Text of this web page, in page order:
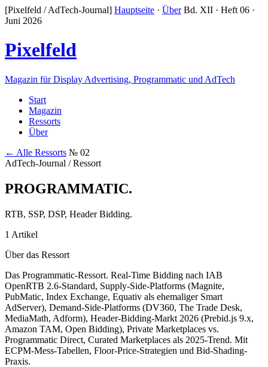
[Pixelfeld / AdTech-Journal] Hauptseite · Über Bd. XII · Heft 06 ·
Juni 2026
Pixelfeld
Magazin für Display Advertising, Programmatic und AdTech
Start
Magazin
Ressorts
Über
← Alle Ressorts № 02
AdTech-Journal / Ressort
PROGRAMMATIC.
RTB, SSP, DSP, Header Bidding.
1 Artikel
Über das Ressort
Das Programmatic-Ressort. Real-Time Bidding nach IAB
OpenRTB 2.6-Standard, Supply-Side-Platforms (Magnite,
PubMatic, Index Exchange, Equativ als ehemaliger Smart
AdServer), Demand-Side-Platforms (DV360, The Trade Desk,
MediaMath, Adform), Header-Bidding-Markt 2026 (Prebid.js 9.x,
Amazon TAM, Open Bidding), Private Marketplaces vs.
Programmatic Direct, Curated Marketplaces als 2025-Trend. Mit
ECPM-Mess-Tabellen, Floor-Price-Strategien und Bid-Shading-
Praxis.